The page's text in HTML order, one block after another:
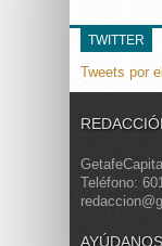
TWITTER
Tweets por
Teléfono: